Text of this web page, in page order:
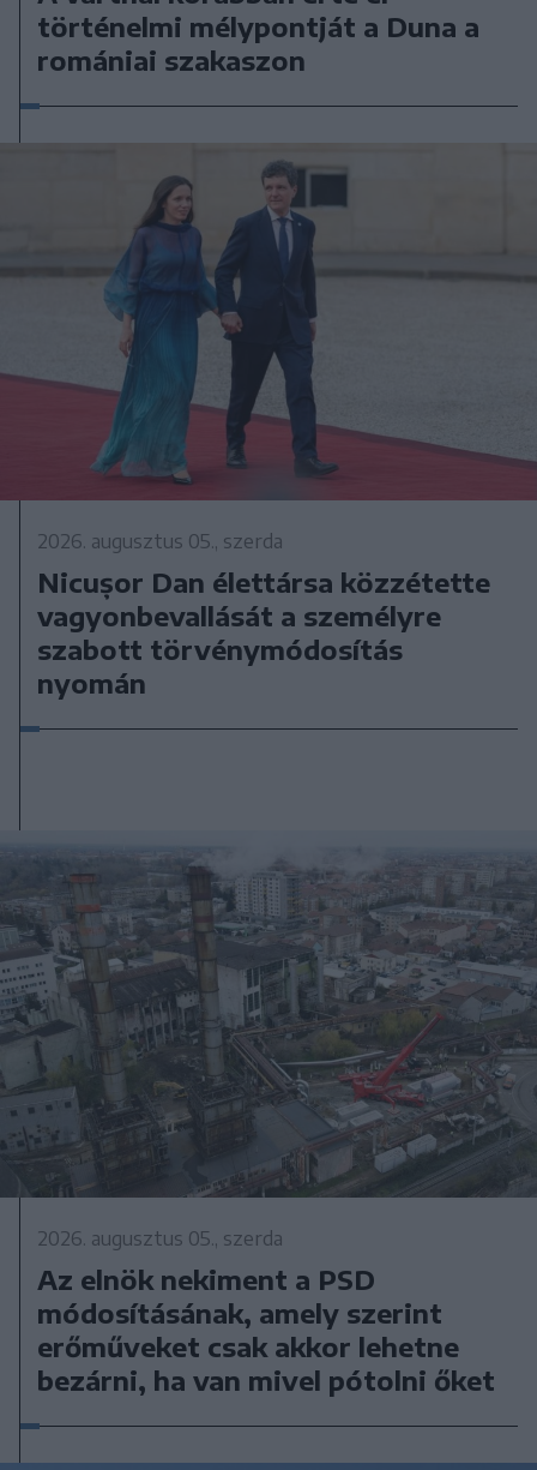
történelmi mélypontját a Duna a
romániai szakaszon
2026. augusztus 05., szerda
Nicușor Dan élettársa közzétette
vagyonbevallását a személyre
szabott törvénymódosítás
nyomán
2026. augusztus 05., szerda
Az elnök nekiment a PSD
módosításának, amely szerint
erőműveket csak akkor lehetne
bezárni, ha van mivel pótolni őket